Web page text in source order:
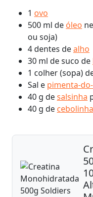
1 ovo
500 ml de óleo
ou soja)
4 dentes dealho
30 ml de suco de
1 colher (sopa)
Sal e pimenta-
40 g desalsinha
40 g de cebolinha